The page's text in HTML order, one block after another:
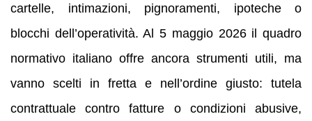
cartelle, intimazioni, pignoramenti, ipoteche o
blocchi dell’operatività. Al 5 maggio 2026 il quadro
normativo italiano offre ancora strumenti utili, ma
vanno scelti in fretta e nell’ordine giusto: tutela
contrattuale contro fatture o condizioni abusive,